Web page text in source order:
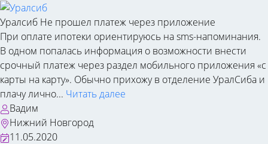
Уралсиб Не прошел платеж через приложение
При оплате ипотеки ориентируюсь на sms-напоминания.
В одном попалась информация о возможности внести
срочный платеж через раздел мобильного приложения «с
карты на карту». Обычно прихожу в отделение УралСиба и
плачу лично... Читать далее
Вадим
Нижний Новгород
11.05.2020